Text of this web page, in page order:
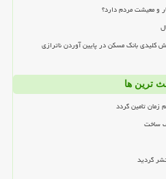
بانک مسکن در پایین آوردن ناترازی
ترین ها
تامین گردد
گردید